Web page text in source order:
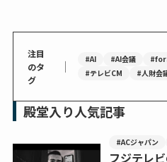
注目
のタ
グ
｜ #AI #AI会議
#テレビCM
#人財会
殿堂入り人気記事
#ACジャパン
フジテレ